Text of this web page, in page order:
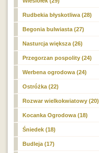
Rudbekia błyskotliwa (28)
Begonia bulwiasta (27)
Nasturcja większa (26)
Przegorzan pospolity (24)
Werbena ogrodowa (24)
Ostróżka (22)
Rozwar wielkokwiatowy (20)
Kocanka Ogrodowa (18)
Śniedek (18)
Budleja (17)